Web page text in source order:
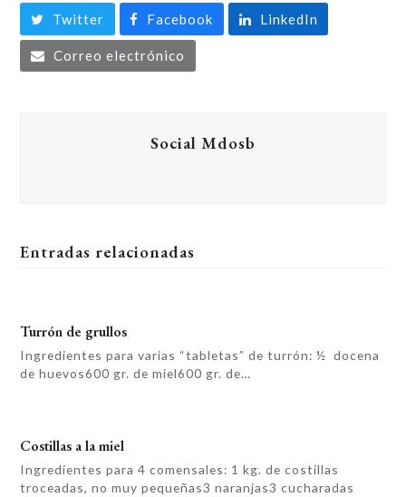
Twitter Facebook LinkedIn
Correo electrónico
Social Mdosb
Entradas relacionadas
Turrón de grullos
Ingredientes para varias “tabletas” de turrón: ½ docena
de huevos600 gr. de miel600 gr. de…
Costillas a la miel
Ingredientes para 4 comensales: 1 kg. de costillas
troceadas, no muy pequeñas3 naranjas3 cucharadas